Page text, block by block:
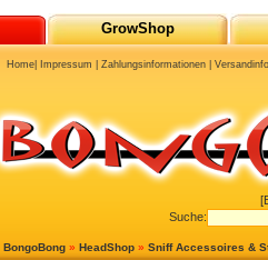
BongoBong » HeadShop » Sniff Accessoires &
GrowShop
Suche:
Home Impressum |Zahlungsinformationen |